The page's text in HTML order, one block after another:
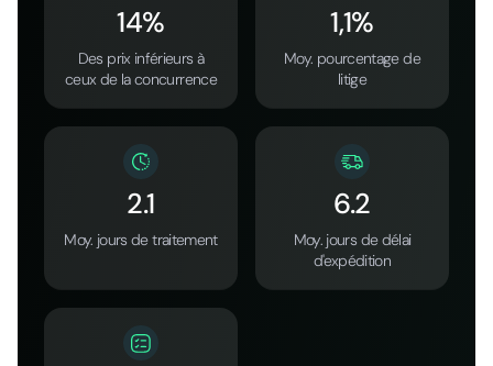
14%
Des prix inférieurs à
ceux de la concurrence
1,1%
Moy. pourcentage de
litige
2.1
Moy. jours de traitement
6.2
Moy. jours de délai
d'expédition